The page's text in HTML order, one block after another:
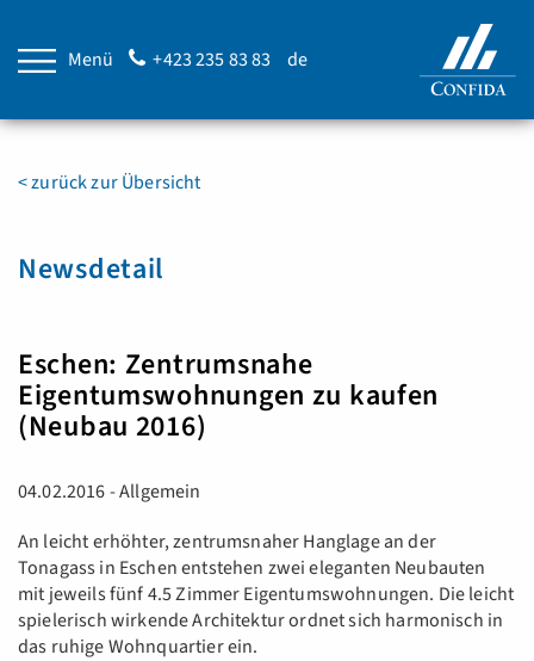
Menü +423 235 83 83 de
< zurück zur Übersicht
Newsdetail
Eschen: Zentrumsnahe
Eigentumswohnungen zu kaufen
(Neubau 2016)
04.02.2016 - Allgemein
An leicht erhöhter, zentrumsnaher Hanglage an der
Tonagass in Eschen entstehen zwei eleganten Neubauten
mit jeweils fünf 4.5 Zimmer Eigentumswohnungen. Die leicht
spielerisch wirkende Architektur ordnet sich harmonisch in
das ruhige Wohnquartier ein.